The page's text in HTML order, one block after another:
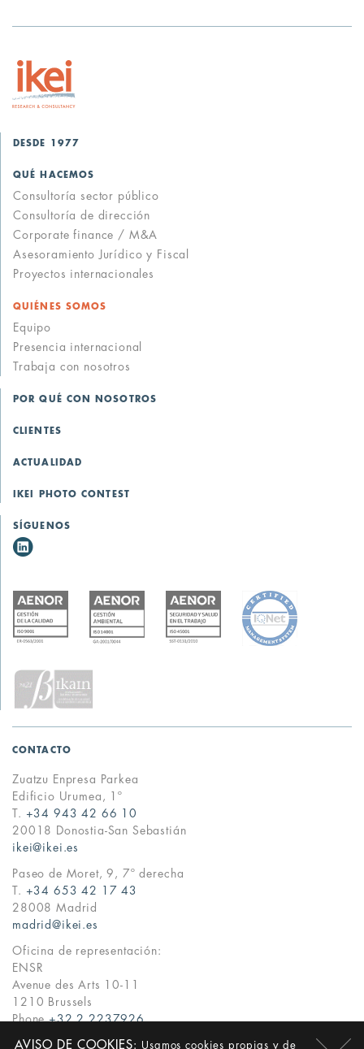
AVISO DE COOKIES: Usamos cookies propias y de
DESDE 1977
QUÉ HACEMOS
Consultoría sector público
Consultoría de dirección
Corporate finance / M&A
Asesoramiento Jurídico y Fiscal
Proyectos internacionales
QUIÉNES SOMOS
Equipo
Presencia internacional
Trabaja con nosotros
POR QUÉ CON NOSOTROS
CLIENTES
ACTUALIDAD
IKEI PHOTO CONTEST
SÍGUENOS
CONTACTO
Zuatzu Enpresa Parkea
Edificio Urumea, 1º
T. +34 943 42 66 10
20018 Donostia-San Sebastián
ikei@ikei.es
Paseo de Moret, 9, 7º derecha
T. +34 653 42 17 43
28008 Madrid
madrid@ikei.es
Oficina de representación:
ENSR
Avenue des Arts 10-11
1210 Brussels
Phone+32 2 2237926